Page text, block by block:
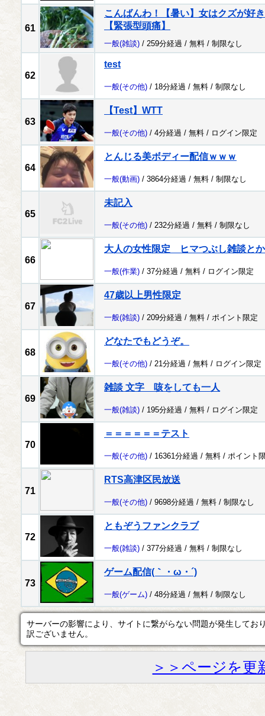
61
こんばんわ！【暑い】女はクズが好
【緊張型頭痛】
一般(雑談) / 259分経過 / 無料 / 制限なし
62
test
一般(その他) / 18分経過 / 無料 / 制限なし
63
【Test】WTT
一般(その他) / 4分経過 / 無料 / ログイン限定
64
とんじる美ボディー配信ｗｗｗ
一般(動画) / 3864分経過 / 無料 / 制限なし
65
未記入
一般(その他) / 232分経過 / 無料 / 制限なし
66
大人の女性限定 ヒマつぶし雑談と
一般(作業) / 37分経過 / 無料 / ログイン限定
67
47歳以上男性限定
一般(雑談) / 209分経過 / 無料 / ポイント限定
68
どなたでもどうぞ。
一般(その他) / 21分経過 / 無料 / ログイン限定
69
雑談 文字 咳をしても一人
一般(雑談) / 195分経過 / 無料 / ログイン限定
70
＝＝＝＝＝＝テスト
一般(その他) / 16361分経過 / 無料 / ポイント
71
RTS高津区民放送
一般(その他) / 9698分経過 / 無料 / 制限なし
72
ともぞうファンクラブ
一般(雑談) / 377分経過 / 無料 / 制限なし
73
ゲーム配信(｀・ω・´)
一般(ゲーム) / 48分経過 / 無料 / 制限なし
サーバーの影響により、サイトに繋がらない問題が発生してお
訳ございません。
＞＞ページを更